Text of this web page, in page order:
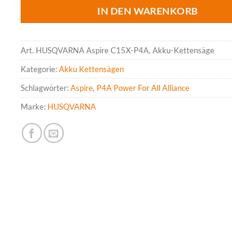
IN DEN WARENKORB
Art. HUSQVARNA Aspire C15X-P4A, Akku-Kettensäge
Kategorie:Akku Kettensägen
Schlagwörter:Aspire, P4A Power For All Alliance
Marke: HUSQVARNA